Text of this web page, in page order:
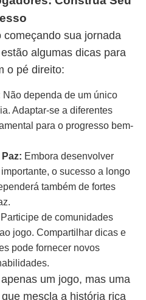
sua jornada
algumas dicas para
o pé direito:
Não dependa de um único
Adaptar-se a diferentes
para o progresso bem-
Embora desenvolver
o sucesso a longo
também de fortes
Participe de comunidades
jogo. Compartilhar dicas e
pode fornecer novos
um jogo, mas uma
mescla a história rica